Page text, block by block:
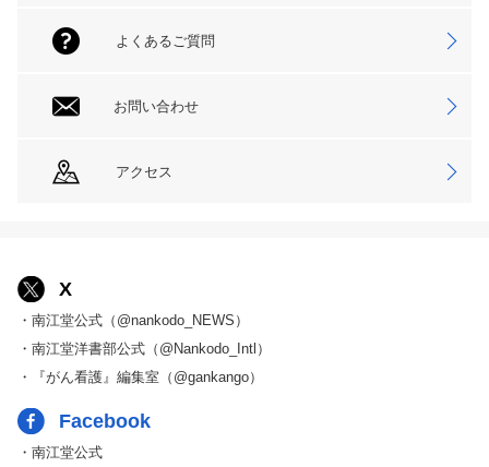
よくあるご質問
お問い合わせ
アクセス
X
・南江堂公式（@nankodo_NEWS）
・南江堂洋書部公式（@Nankodo_Intl）
・『がん看護』編集室（@gankango）
Facebook
・南江堂公式